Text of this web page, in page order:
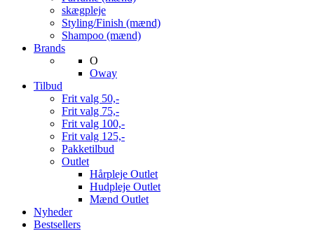
skægpleje
Styling/Finish (mænd)
Shampoo (mænd)
Brands
O
Oway
Tilbud
Frit valg 50,-
Frit valg 75,-
Frit valg 100,-
Frit valg 125,-
Pakketilbud
Outlet
Hårpleje Outlet
Hudpleje Outlet
Mænd Outlet
Nyheder
Bestsellers